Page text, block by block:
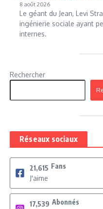
8 août 2026
Le géant du Jean, Levi
ingénierie sociale ayant
internes.
Rechercher
Réseaux sociaux
21,615 Fans
J'aime
17,539 Abonnés